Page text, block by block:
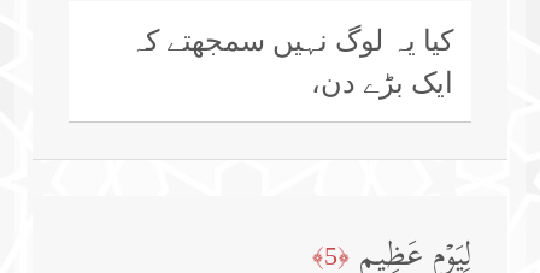
کیا یہ لوگ نہیں سمجھتے کہ
ایک بڑے دن،
لِیَوۡمٍ عَظِیمࣲ ﴿5﴾